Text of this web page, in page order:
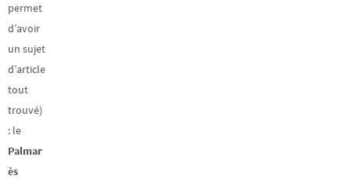
permet
d’avoir
un sujet
d’article
tout
trouvé)
: le
Palmar
ès